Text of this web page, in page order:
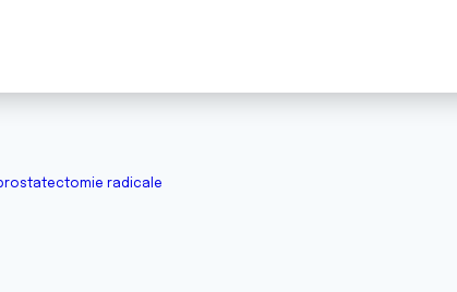
prostatectomie radicale